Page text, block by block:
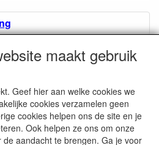
maakt gebruik
Geef hier aan welke cookies we
cookies verzamelen geen
cookies helpen ons de site en je
Ook helpen ze ons om onze
aandacht te brengen. Ga je voor